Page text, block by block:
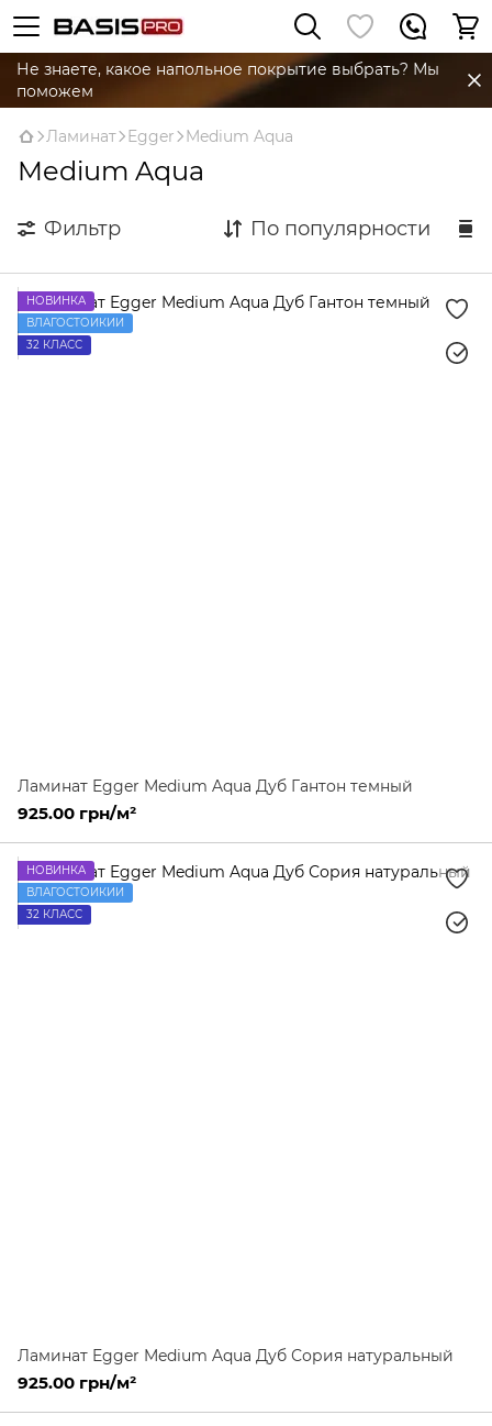
Не знаете, какое напольное покрытие выбрать? Мы
поможем
Ламинат Egger Medium Aqua
Medium Aqua
Фильтр По популярности
НОВИНКА
ВЛАГОСТОЙКИЙ
32 КЛАСС
Ламинат Egger Medium Aqua Дуб Гантон темный
925.00 грн/м²
НОВИНКА
ВЛАГОСТОЙКИЙ
32 КЛАСС
Ламинат Egger Medium Aqua Дуб Сория натуральный
925.00 грн/м²